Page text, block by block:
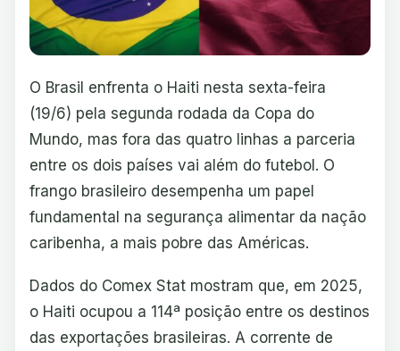
O Brasil enfrenta o Haiti nesta sexta-feira
(19/6) pela segunda rodada da Copa do
Mundo, mas fora das quatro linhas a parceria
entre os dois países vai além do futebol. O
frango brasileiro desempenha um papel
fundamental na segurança alimentar da nação
caribenha, a mais pobre das Américas.
Dados do Comex Stat mostram que, em 2025,
o Haiti ocupou a 114ª posição entre os destinos
das exportações brasileiras. A corrente de